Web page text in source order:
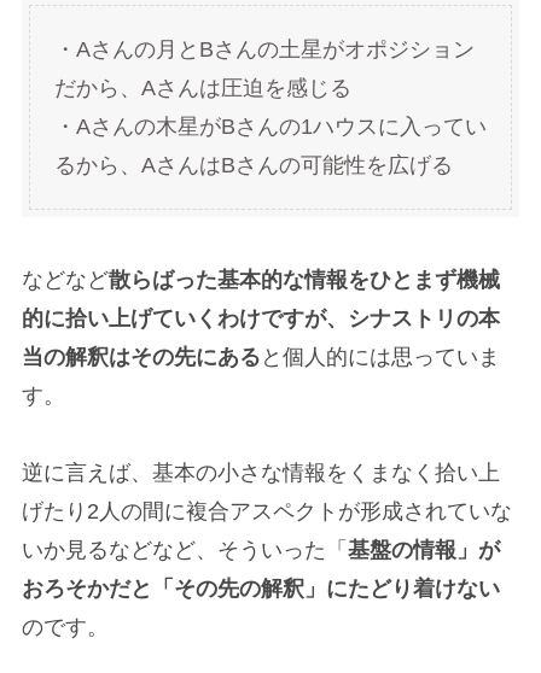
・Aさんの月とBさんの土星がオポジション
だから、Aさんは圧迫を感じる
・Aさんの木星がBさんの1ハウスに入ってい
るから、AさんはBさんの可能性を広げる
などなど散らばった基本的な情報をひとまず機械
的に拾い上げていくわけですが、シナストリの本
当の解釈はその先にある と個人的には思っていま
す。
逆に言えば、基本の小さな情報をくまなく拾い上
げたり2人の間に複合アスペクトが形成されていな
いか見るなどなど、そういった「 基盤の情報」が
おろそかだと「その先の解釈」にたどり着けない
のです。